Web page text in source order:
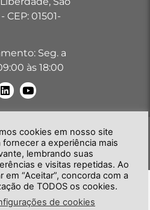
CEP: 01501-
Seg. a
às 18:00
os direitos reservados à GOB-SP |
e Informática do GOB-SP
PARA VOCÊ!
cookies em nosso site
fornecer a experiência mais
lembrando suas
e visitas repetidas. Ao
em “Aceitar”, concorda com a
de TODOS os cookies.
de cookies